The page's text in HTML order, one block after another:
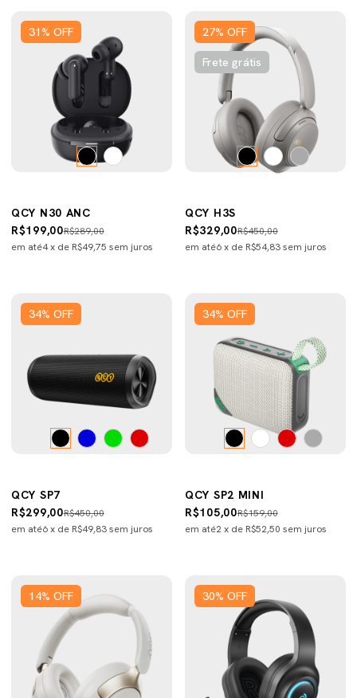
31% OFF
QCY N30 ANC
R$289,00
R$199,00
em até4x de R$49,75 sem juros
27% OFF
Frete grátis
QCY H3S
R$450,00
R$329,00
em até6x de R$54,83sem juros
34% OFF
QCY SP7
R$450,00
R$299,00
em até6x de R$49,83sem juros
34% OFF
QCY SP2 MINI
R$159,00
R$105,00
em até2x de R$52,50 sem juros
14% OFF 30% OFF